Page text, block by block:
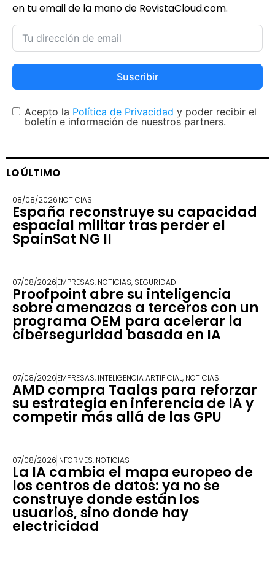
en tu email de la mano de RevistaCloud.com.
Suscribir
Acepto la Política de Privacidad y poder recibir el
boletín e información de nuestros partners.
LO ÚLTIMO
08/08/2026NOTICIAS
España reconstruye su capacidad
espacial militar tras perder el
SpainSat NG II
07/08/2026EMPRESAS, NOTICIAS, SEGURIDAD
Proofpoint abre su inteligencia
sobre amenazas a terceros con un
programa OEM para acelerar la
ciberseguridad basada en IA
07/08/2026EMPRESAS, INTELIGENCIA ARTIFICIAL, NOTICIAS
AMD compra Taalas para reforzar
su estrategia en inferencia de IA y
competir más allá de las GPU
07/08/2026INFORMES, NOTICIAS
La IA cambia el mapa europeo de
los centros de datos: ya no se
construye donde están los
usuarios, sino donde hay
electricidad